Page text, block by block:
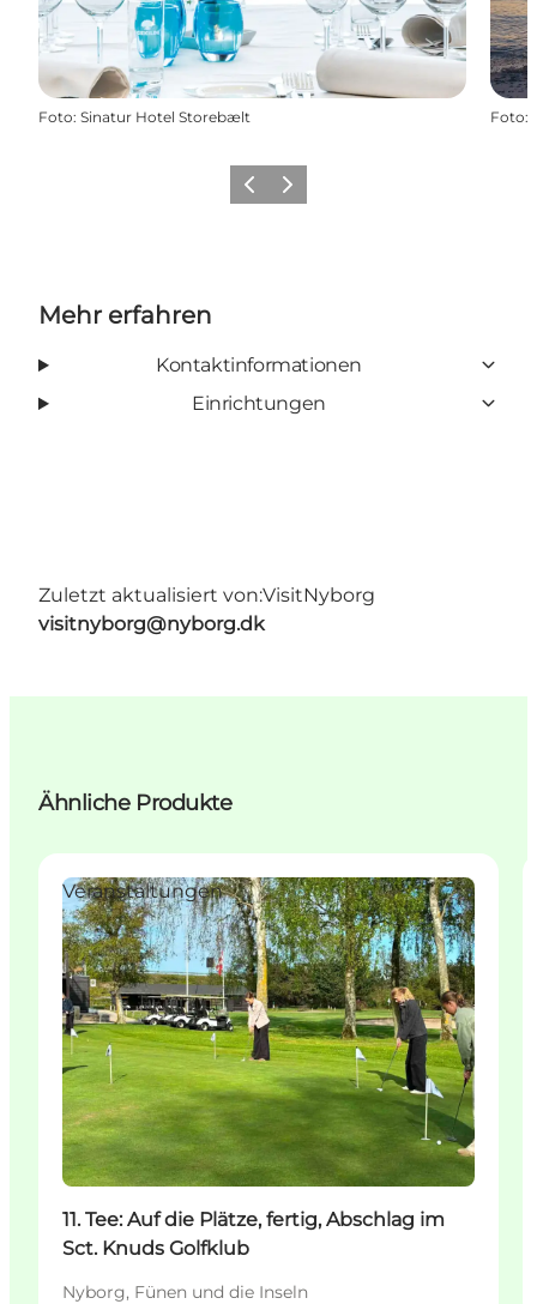
Foto: Sinatur Hotel Storebælt Foto:
ZurückWeiter
Mehr erfahren
Kontaktinformationen
Einrichtungen
Zuletzt aktualisiert von:VisitNyborg
visitnyborg@nyborg.dk
Ähnliche Produkte
Veranstaltungen
11. Tee: Auf die Plätze, fertig, Abschlag im
Sct. Knuds Golfklub
Nyborg, Fünen und die Inseln